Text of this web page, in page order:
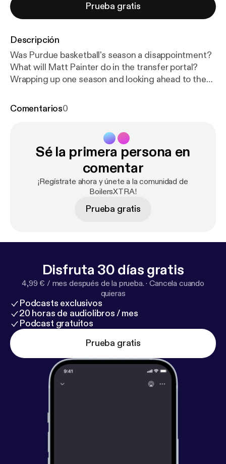
Prueba gratis
Descripción
Was Purdue basketball's season a disappointment?
What will Matt Painter do in the transfer portal?
Wrapping up one season and looking ahead to the
Comentarios0
Sé la primera persona en
comentar
¡Regístrate ahora y únete a la comunidad de
BoilersXTRA!
Prueba gratis
Disfruta 30 días gratis
4,99 € / mes después de la prueba. ·Cancela cuando
quieras
Podcasts exclusivos
20 horas de audiolibros / mes
Podcast gratuitos
Prueba gratis